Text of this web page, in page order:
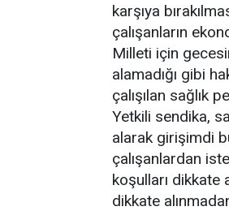
karşıya
çalışanların
Milleti için
alamadığı gibi
çalışılan sağlık
Yetkili sendika,
alarak girişimdi
çalışanlardan
koşulları dikkate
dikkate